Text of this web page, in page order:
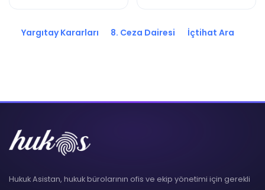
Yargıtay Kararları 8. Ceza Dairesi İçtihat Ara
Hukuk Asistan, hukuk bürolarının ofis ve ekip yönetimi için gerekli